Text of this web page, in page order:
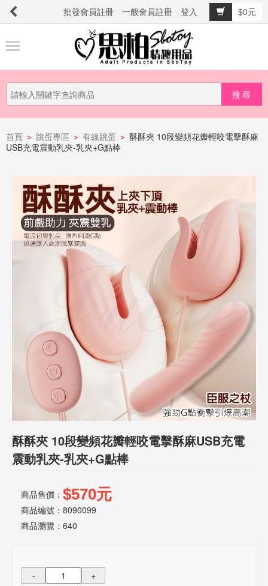
批發會員註冊 一般會員註冊 登入
$0元
品
新
品
上
電
首頁 > 跳蛋專區 > 有線跳蛋 > 酥酥夾 10段變頻花瓣輕咬電擊酥麻
USB充電震動乳夾-乳夾+G點棒
酥酥夾 10段變頻花瓣輕咬電擊酥麻USB充電
震動乳夾-乳夾+G點棒
商品售價： $570元
商品編號：8090099
商品瀏覽： 640
-
+